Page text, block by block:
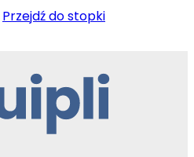
Przejdź do stopki